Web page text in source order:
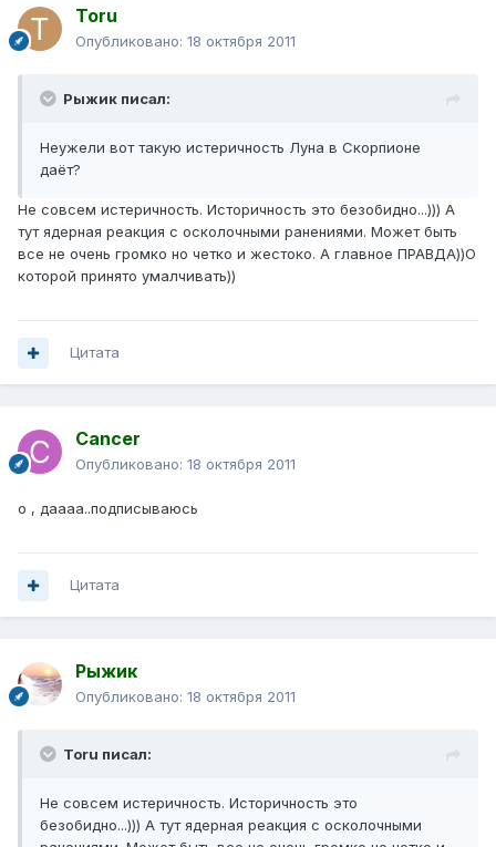
Toru
Опубликовано: 18 октября 2011
Рыжик писал:
Неужели вот такую истеричность Луна в Скорпионе
даёт?
Не совсем истеричность. Историчность это безобидно...))) А
тут ядерная реакция с осколочными ранениями. Может быть
все не очень громко но четко и жестоко. А главное ПРАВДА))О
которой принято умалчивать))
Цитата
Cancer
Опубликовано: 18 октября 2011
о , даааа..подписываюсь
Цитата
Рыжик
Опубликовано: 18 октября 2011
Toru писал:
Не совсем истеричность. Историчность это
безобидно...))) А тут ядерная реакция с осколочными